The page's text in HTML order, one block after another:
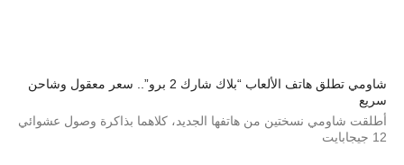
شاومي تطلق هاتف الألعاب “بلاك شارك 2 برو”.. سعر معقول وشاحن
سريع
أطلقت شاومي نسختين من هاتفها الجديد، كلاهما بذاكرة وصول عشوائي
12 جيجابايت